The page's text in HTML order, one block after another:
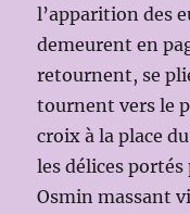
l’apparition des
demeurent en
retournent, se
tournent vers le
croix à la place
les délices
Osmin massant